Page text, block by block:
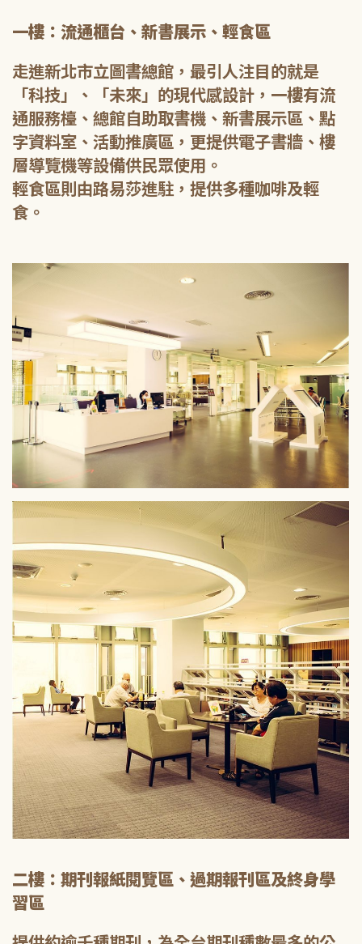
一樓：流通櫃台、新書展示、輕食區
走進新北市立圖書總館，最引人注目的就是
「科技」、「未來」的現代感設計，一樓有流
通服務檯、總館自助取書機、新書展示區、點
字資料室、活動推廣區，更提供電子書牆、樓
層導覽機等設備供民眾使用。
輕食區則由路易莎進駐，提供多種咖啡及輕
食。
二樓：期刊報紙閱覽區、過期報刊區及終身學
習區